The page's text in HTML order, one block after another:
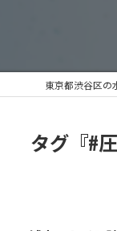
東京都渋谷区の
タグ『#